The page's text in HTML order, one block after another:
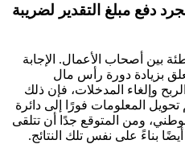
دفع مبلغ التقدير لضريبة
بين أصحاب الأعمال. الإجابة
بزيادة دورة رأس مال
وإلغاء المدخلات، فإن ذلك
تحويل المعلومات فورًا إلى دائرة
ومن المتوقع جدًا أن تتلقى
بناءً على نفس تلك النتائج.